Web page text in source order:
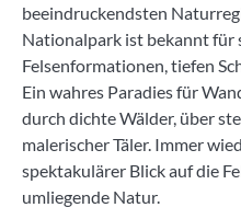
beeindruckendsten
Nationalpark ist bekannt für
Felsenformationen, tiefen
Ein wahres Paradies für
durch dichte Wälder, über
malerischer Täler. Immer
spektakulärer Blick auf die
umliegende Natur.